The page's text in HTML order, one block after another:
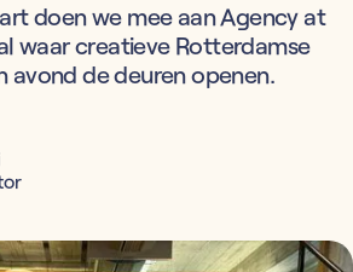
doen we mee aan Agency at
waar creatieve Rotterdamse
avond de deuren openen.